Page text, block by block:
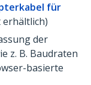
für
erhältlich)
der
z. B. Baudraten
basierte